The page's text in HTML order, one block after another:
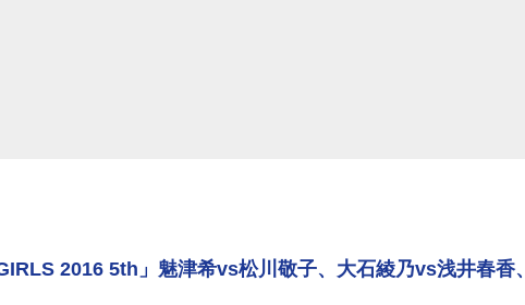
2016 5th」魅津希vs松川敬子、大石綾乃vs浅井春香、